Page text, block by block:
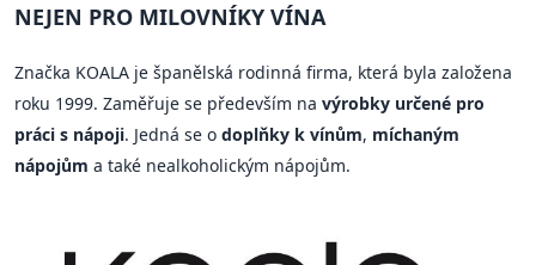
NEJEN PRO MILOVNÍKY VÍNA
Značka KOALA je španělská rodinná firma, která byla založena
roku 1999. Zaměřuje se především na výrobky určené pro
práci s nápoji. Jedná se o doplňky k vínům, míchaným
nápojům a také nealkoholickým nápojům.